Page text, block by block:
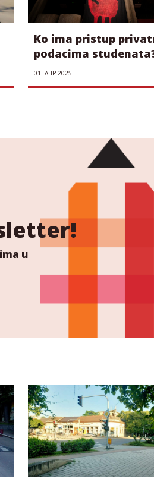
Ko ima pristup
podacima
01. АПР 2025
u